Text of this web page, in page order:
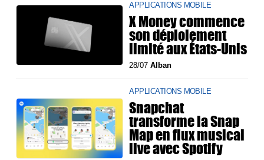
APPLICATIONS MOBILE
X Money commence
son déploiement
limité aux États-Unis
28/07Alban
APPLICATIONS MOBILE
Snapchat
transforme la Snap
Map en flux musical
live avec Spotify